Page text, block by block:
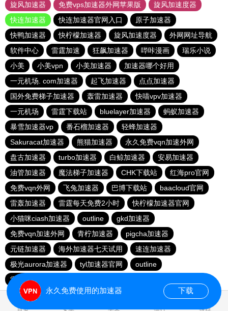
旋风加速器
免费vps加速器外网苹果版
旋风加速度器
快连加速器
快连加速器官网入口
原子加速器
快鸭加速器
快柠檬加速器 旋风加速度器
外网网址导航
软件中心
雷霆加速 狂飙加速器 哔咔漫画
瑞乐小说
小美
小美vpn 小美加速器
加速器哪个好用
一元机场. com加速器
起飞加速器
点点加速器
国外免费梯子加速器
轰雷加速器
快喵vpv加速器
一元机场
雷霆下载站 bluelayer加速器
蚂蚁加速器
暴雪加速器vp
番石榴加速器
轻蜂加速器
Sakuracat加速器
熊猫加速器
永久免费vqn加速外网
盘古加速器
turbo加速器 白鲸加速器
安易加速器
油管加速器
魔法梯子加速器 CHK下载站
红海pro官网
免费vqn外网
飞兔加速器 巴博下载站
baacloud官网
雷轰加速器
雷霆每天免费2小时
快柠檬加速器官网
小猫咪ciash加速器
outline
gkd加速器
免费vqn加速外网
青柠加速器
pigcha加速器
元链加速器
海外加速器七天试用
速连加速器
极光aurora加速器
tyl加速器官网
outline
雷霆加速免费永久
首页 安卓 苹果 排行 推荐
永久免费使用的加速器 下载
0.021743s